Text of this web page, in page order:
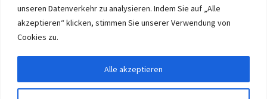
unseren Datenverkehr zu analysieren. Indem Sie auf „Alle
akzeptieren“ klicken, stimmen Sie unserer Verwendung von
Cookies zu.
Alle akzeptieren
© 2026 Eruon Trade UG, Germany, member of the ERUON